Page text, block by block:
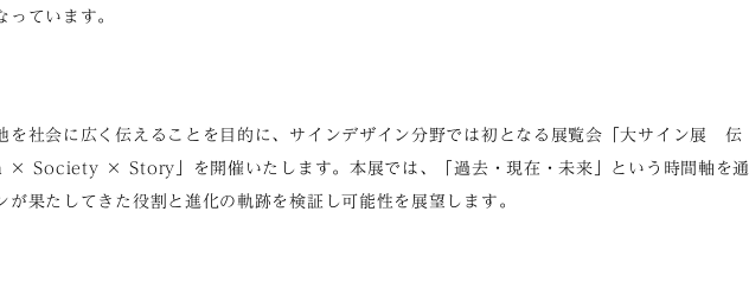
っています。
を社会に広く伝えることを目的に、サインデザイン分野では初となる展覧会「大サイン展 伝
Society × Story」を開催いたします。本展では、「過去・現在・未来」という時間軸を通
が果たしてきた役割と進化の軌跡を検証し可能性を展望します。